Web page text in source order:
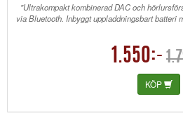
Sennheiser BTD700 BT adapter.
"Ultrakompakt kombinerad DAC och
via Bluetooth. Inbyggt uppladdningsbart batteri
1.550:-
KÖP